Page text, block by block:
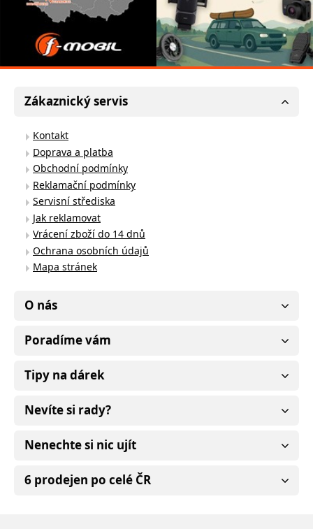
Zákaznický servis
Kontakt
Doprava a platba
Obchodní podmínky
Reklamační podmínky
Servisní střediska
Jak reklamovat
Vrácení zboží do 14 dnů
Ochrana osobních údajů
Mapa stránek
O nás
Poradíme vám
Tipy na dárek
Nevíte si rady?
Nenechte si nic ujít
6 prodejen po celé ČR